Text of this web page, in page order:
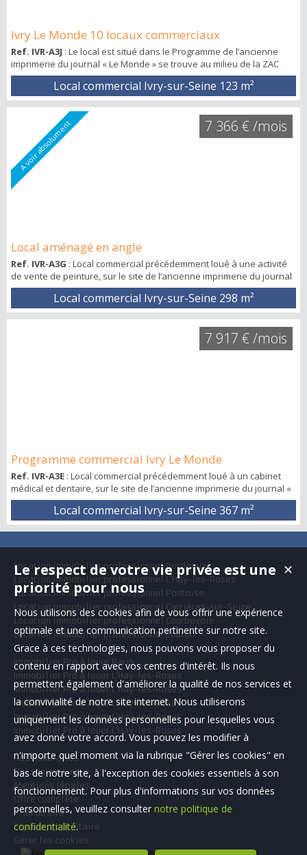
Ivry Le Monde 10 locaux commerciaux
Ref. IVR-A3J : Le local est situé dans le Programme de l’ancienne
imprimerie du journal « Le Monde » se trouve au milieu de la ZAC
Ivry-Confluences (145 hectares) et au RDC de la résidence hôtelière
qui est affiche complet à 95% à l'année. Cette partie du programme
immobilier accueille environ 400 logements, 2 600 m² de commerces,
6 500 m² d’activités destinés à SOGARIS (livraison du dernier
kilomètre...
Local commercial Ivry-sur-Seine 123 m²
A voir absolument
Local aménagé en angle
Ref. IVR-A3G : Local commercial précédemment loué à une activité
de vente de peinture, sur le site de l’ancienne imprimerie du journal
« Le Monde », il se trouve au milieu de la ZAC Ivry-Confluences (145
hectares). Cette partie du programme immobilier prévoit la
construction de 365 logements (188 en accession, 144 logements
sociaux et 33 logements locatifs intermédiaires), 2 600 m² de
Local commercial Ivry-sur-Seine 298 m²
7 366 € /mois
Programme commercial Ivry Le Monde
Ref. IVR-A3E : Local commercial précédemment loué à un cabinet
médical et dentaire, sur le site de l’ancienne imprimerie du journal «
Le Monde », il se trouve au milieu de la ZAC Ivry-Confluences (145
hectares). Cette partie du programme immobilier accueille environ
400 logements, 2 600 m² de commerces, 6 500 m² d’activités destinés
d...
Local commercial Ivry-sur-Seine 367 m²
7 917 € /mois
Location immobilier professionnel Bordeaux
Location immobilier professionnel L'Haÿ-les-Roses
Location immobilier professionnel Pontoise
Location immobilier professionnel Carrières-sur-Seine
Location immobilier professionnel Courbevoie
Location immobilier professionnel Chatou
Immobilier Pro à louer Paris
Immobilier Pro à louer L'Haÿ-les-Roses
Immobilier Pro à louer L'Haÿ-les-Roses
Immobilier Pro à louer L'Haÿ-les-Roses
Immobilier Pro à louer L'Haÿ-les-Roses
Immobilier Pro à louer L'Haÿ-les-Roses
Nos Honoraires
Qui sommes-nous
Mentions légales
Offre complète
Plan du site
Espace propriétaire
Gérer les cookies
✕
Le respect de votre vie privée est une
priorité pour nous
Nous utilisons des cookies afin de vous offrir une expérience
optimale et une communication pertinente sur notre site.
Grace à ces technologies, nous pouvons vous proposer du
contenu en rapport avec vos centres d'intérêt. Ils nous
permettent également d'améliorer la qualité de nos services et
la convivialité de notre site internet. Nous utiliserons
uniquement les données personnelles pour lesquelles vous
avez donné votre accord. Vous pouvez les modifier à
n'importe quel moment via la rubrique "Gérer les cookies" en
bas de notre site, à l'exception des cookies essentiels à son
fonctionnement. Pour plus d'informations sur vos données
personnelles, veuillez consulter notre politique de
confidentialité.